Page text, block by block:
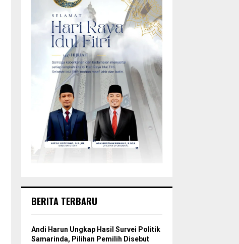
BERITA TERBARU
Andi Harun Ungkap Hasil Survei Politik
Samarinda, Pilihan Pemilih Disebut